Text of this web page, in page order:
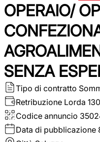
OPERAIO/
SENZA
Tipo di contratto
Retribuzione Lorda
Codice annuncio
Data di pubblicazione